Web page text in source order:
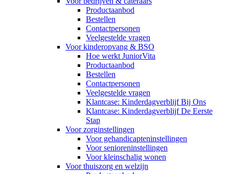
Productaanbod
Bestellen
Contactpersonen
Veelgestelde vragen
Voor kinderopvang & BSO
Hoe werkt JuniorVita
Productaanbod
Bestellen
Contactpersonen
Veelgestelde vragen
Klantcase: Kinderdagverblijf Bij Ons
Klantcase: Kinderdagverblijf De Eerste
Stap
Voor zorginstellingen
Voor gehandicapteninstellingen
Voor senioreninstellingen
Voor kleinschalig wonen
Voor thuiszorg en welzijn